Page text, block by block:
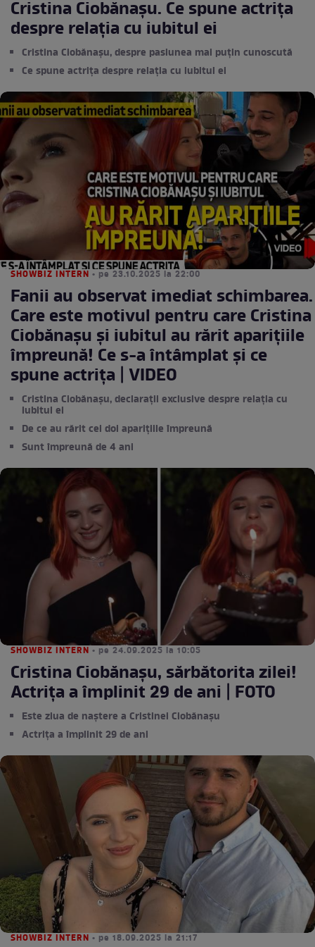
Cristina Ciobănașu. Ce spune actrița
despre relația cu iubitul ei
Cristina Ciobănașu, despre pasiunea mai puțin cunoscută
Ce spune actrița despre relația cu iubitul ei
SHOWBIZ INTERN • pe 23.10.2025 la 22:00
Fanii au observat imediat schimbarea.
Care este motivul pentru care Cristina
Ciobănașu și iubitul au rărit aparițiile
împreună! Ce s-a întâmplat și ce
spune actrița | VIDEO
Cristina Ciobănașu, declarații exclusive despre relația cu
iubitul ei
De ce au rărit cei doi aparițiile împreună
Sunt împreună de 4 ani
SHOWBIZ INTERN • pe 24.09.2025 la 10:05
Cristina Ciobănașu, sărbătorita zilei!
Actrița a împlinit 29 de ani | FOTO
Este ziua de naștere a Cristinei Ciobănașu
Actrița a împlinit 29 de ani
SHOWBIZ INTERN • pe 18.09.2025 la 21:17